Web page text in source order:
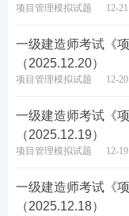
A.通过实际成本
B.通过对技术组
效的节约途径
C.通过实际成本与
平
项目管理模拟试题 12-21
一级建造师考试《
（2025.12.20）
项目管理模拟试题 12-20
一级建造师考试《
（2025.12.19）
项目管理模拟试题 12-19
一级建造师考试《
（2025.12.18）